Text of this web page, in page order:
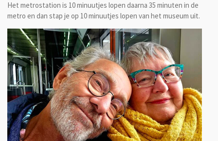
Het metrostation is 10 minuutjes lopen daarna 35 minuten in de
metro en dan stap je op 10 minuutjes lopen van het museum uit.